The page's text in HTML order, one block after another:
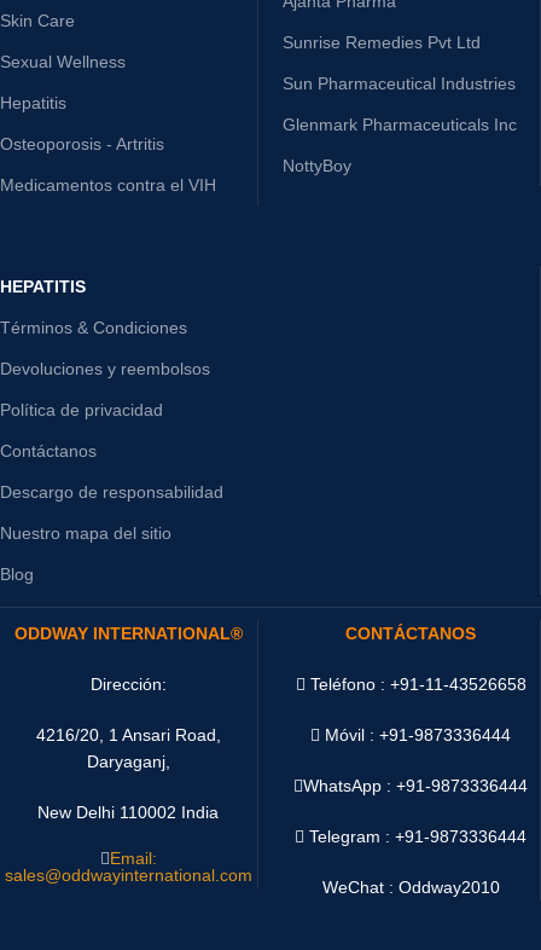
Skin Care
Sexual Wellness
Hepatitis
Osteoporosis - Artritis
Medicamentos contra el VIH
Sunrise Remedies Pvt Ltd
Sun Pharmaceutical Industries
Glenmark Pharmaceuticals Inc
NottyBoy
HEPATITIS
Términos & Condiciones
Devoluciones y reembolsos
Política de privacidad
Contáctanos
Descargo de responsabilidad
Nuestro mapa del sitio
Blog
ODDWAY INTERNATIONAL®
Dirección:
4216/20, 1 Ansari Road,
Daryaganj,
New Delhi 110002 India
Email:
sales@oddwayinternational.com
CONTÁCTANOS
Teléfono : +91-11-43526658
Móvil : +91-9873336444
WhatsApp :+91-9873336444
Telegram : +91-9873336444
WeChat : Oddway2010